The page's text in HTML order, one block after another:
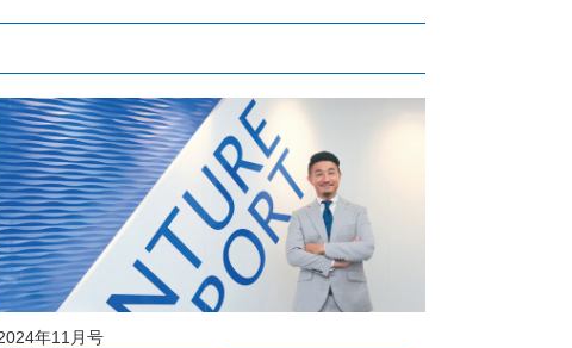
年11月号